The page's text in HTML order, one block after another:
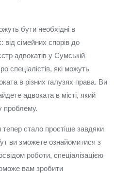
бути необхідні в
від сімейних спорів до
адвокатів у Сумській
спеціалістів, які можуть
в різних галузях права. Ви
адвоката в місті, який
проблему.
стало простіше завдяки
ви зможете ознайомитися з
роботи, спеціалізацією
вам зробити